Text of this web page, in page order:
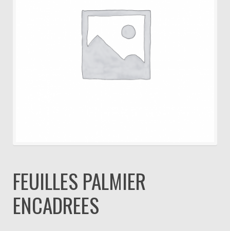
FEUILLES PALMIER
ENCADREES